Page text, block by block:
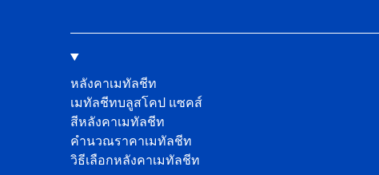
หลังคาเมทัลชีท
เมทัลชีทบลูสโคป แซคส์
สีหลังคาเมทัลชีท
คํานวณราคาเมทัลชีท
วิธีเลือกหลังคาเมทัลชีท